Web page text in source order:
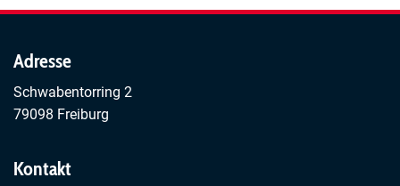
Adresse
Schwabentorring 2
79098 Freiburg
Kontakt